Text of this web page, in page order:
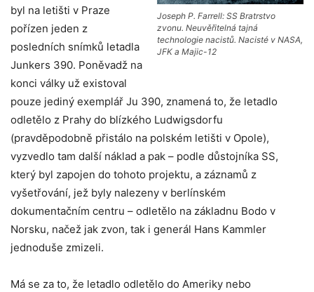
Joseph P. Farrell: SS Bratrstvo
zvonu. Neuvěřitelná tajná
technologie nacistů. Nacisté v NASA,
JFK a Majic-12
byl na letišti v Praze
pořízen jeden z
posledních snímků letadla
Junkers 390. Poněvadž na
konci války už existoval
pouze jediný exemplář Ju 390, znamená to, že letadlo
odletělo z Prahy do blízkého Ludwigsdorfu
(pravděpodobně přistálo na polském letišti v Opole),
vyzvedlo tam další náklad a pak – podle důstojníka SS,
který byl zapojen do tohoto projektu, a záznamů z
vyšetřování, jež byly nalezeny v berlínském
dokumentačním centru – odletělo na základnu Bodo v
Norsku, načež jak zvon, tak i generál Hans Kammler
jednoduše zmizeli.
Má se za to, že letadlo odletělo do Ameriky nebo